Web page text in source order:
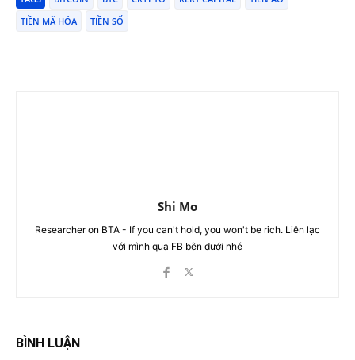
TIỀN MÃ HÓA
TIỀN SỐ
Shi Mo
Researcher on BTA - If you can't hold, you won't be rich. Liên lạc
với mình qua FB bên dưới nhé
BÌNH LUẬN